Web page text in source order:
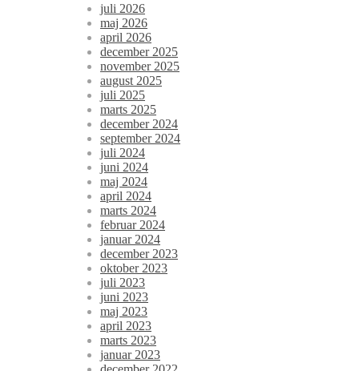
juli 2026
maj 2026
april 2026
december 2025
november 2025
august 2025
juli 2025
marts 2025
december 2024
september 2024
juli 2024
juni 2024
maj 2024
april 2024
marts 2024
februar 2024
januar 2024
december 2023
oktober 2023
juli 2023
juni 2023
maj 2023
april 2023
marts 2023
januar 2023